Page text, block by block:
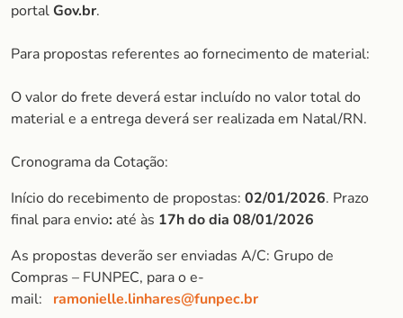
portalGov.br.
Para propostas referentes ao fornecimento de material:
O valor do frete deverá estar incluído no valor total do
material e a entrega deverá ser realizada em Natal/RN.
Cronograma da Cotação:
Início do recebimento de propostas: 02/01/2026. Prazo
final para envio: até às 17h do dia 08/01/2026
As propostas deverão ser enviadas A/C: Grupo de
Compras – FUNPEC, para o e-
mail:
ramonielle.linhares@funpec.br